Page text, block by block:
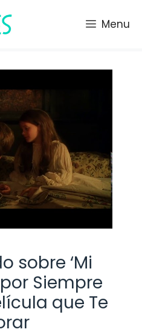
Menu
sobre ‘Mi
Siempre
que Te